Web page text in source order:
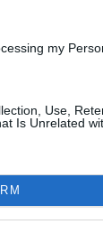
my
Use,
Is Unrelated